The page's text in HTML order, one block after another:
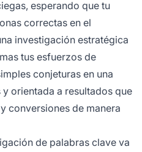
esperando que tu
correctas en el
investigación estratégica
tus esfuerzos de
conjeturas en una
orientada a resultados que
conversiones de manera
de palabras clave va